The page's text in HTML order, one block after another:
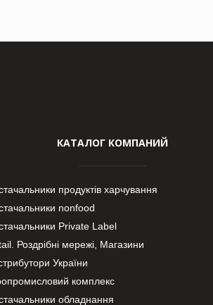
КАТАЛОГ КОМПАНИЙ
продуктів харчування
nonfood
Private Label
Роздрібні мережі, Магазини
України
комплекс
обладнання